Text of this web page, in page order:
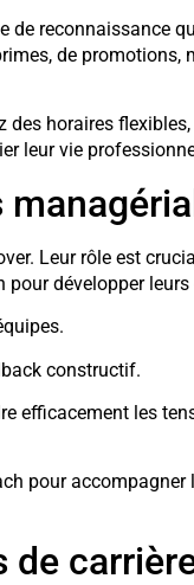
de reconnaissance
de promotions,
des horaires
leur vie
Leur rôle est
développer leurs
constructif.
efficacement les
pour accompagner
de